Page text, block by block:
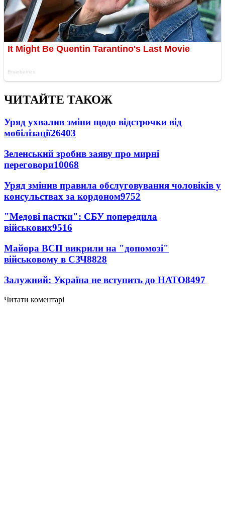
ЧИТАЙТЕ ТАКОЖ
Уряд ухвалив зміни щодо відстрочки від
мобілізації26403
Зеленський зробив заяву про мирні
переговори10068
Уряд змінив правила обслуговування чоловіків у
консульствах за кордоном9752
"Медові пастки": СБУ попередила
військових9516
Майора ВСП викрили на "допомозі"
військовому в СЗЧ8828
Залужний: Україна не вступить до НАТО8497
Читати коментарі